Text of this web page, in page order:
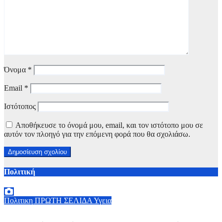
Όνομα *
Email *
Ιστότοπος
Αποθήκευσε το όνομά μου, email, και τον ιστότοπο μου σε
αυτόν τον πλοηγό για την επόμενη φορά που θα σχολιάσω.
Πολιτική
Πολιτικη ΠΡΩΤΗ ΣΕΛΙΔΑ Υγεια